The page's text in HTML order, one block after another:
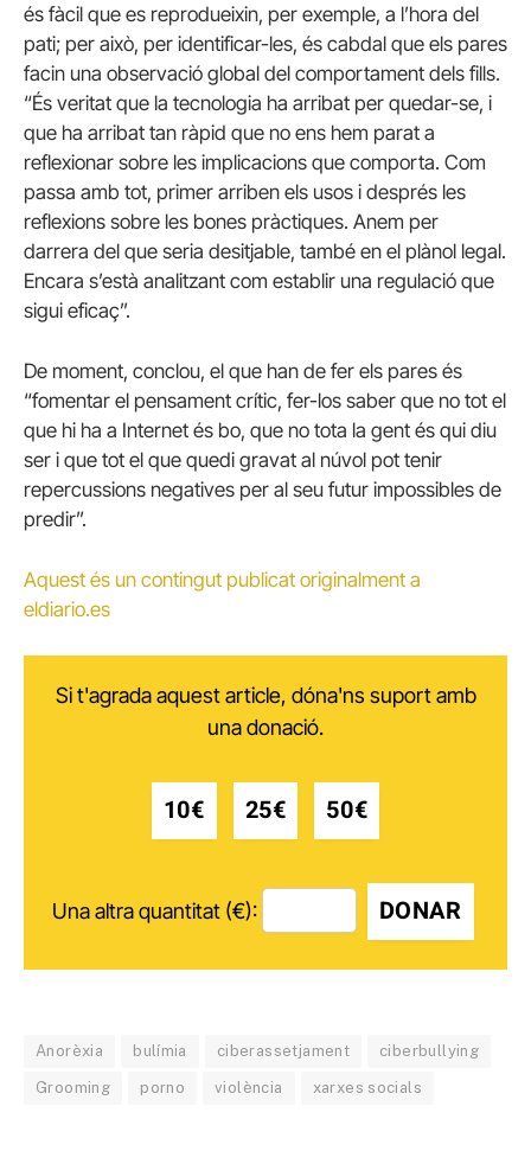
és fàcil que es reprodueixin, per exemple, a l’hora del
pati; per això, per identificar-les, és cabdal que els pares
facin una observació global del comportament dels fills.
“És veritat que la tecnologia ha arribat per quedar-se, i
que ha arribat tan ràpid que no ens hem parat a
reflexionar sobre les implicacions que comporta. Com
passa amb tot, primer arriben els usos i després les
reflexions sobre les bones pràctiques. Anem per
darrera del que seria desitjable, també en el plànol legal.
Encara s’està analitzant com establir una regulació que
sigui eficaç”.
De moment, conclou, el que han de fer els pares és
“fomentar el pensament crític, fer-los saber que no tot el
que hi ha a Internet és bo, que no tota la gent és qui diu
ser i que tot el que quedi gravat al núvol pot tenir
repercussions negatives per al seu futur impossibles de
predir”.
Aquest és un contingut publicat originalment a
eldiario.es
Si t'agrada aquest article, dóna'ns suport amb
una donació.
10€ 25€ 50€
Una altra quantitat (€): DONAR
Anorèxia bulímia ciberassetjament ciberbullying
Grooming porno violència xarxes socials